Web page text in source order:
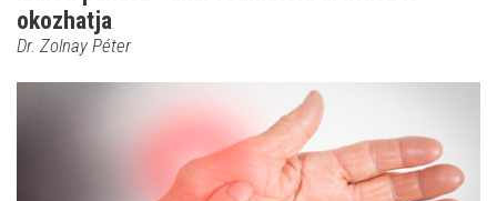
okozhatja
Dr. Zolnay Péter